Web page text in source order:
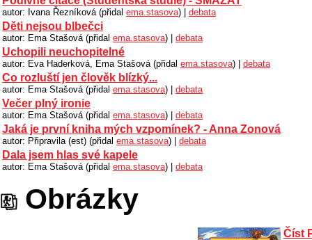
autor: Ivana Řezníková (přidal ema.stasova) | debata
Děti nejsou blbečci
autor: Ema Stašová (přidal ema.stasova) | debata
Uchopili neuchopitelné
autor: Eva Haderková, Ema Stašová (přidal ema.stasova) | debata
Co rozluští jen člověk blízký...
autor: Ema Stašová (přidal ema.stasova) | debata
Večer plný ironie
autor: Ema Stašová (přidal ema.stasova) | debata
Jaká je první kniha mých vzpomínek? - Anna Zonová
autor: Připravila (est) (přidal ema.stasova) | debata
Dala jsem hlas své kapele
autor: Ema Stašová (přidal ema.stasova) | debata
Obrázky
Číst